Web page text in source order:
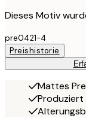
Dieses Motiv
pre0421-4
Preishistorie
Mattes
Produziert